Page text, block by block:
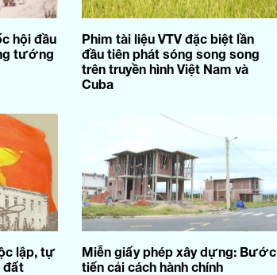
hội đầu
tướng
Phim tài liệu VTV đặc biệt lần
đầu tiên phát sóng song song
trên truyền hình Việt Nam và
Cuba
lập, tự
đất
Miễn giấy phép xây dựng: Bước
tiến cải cách hành chính